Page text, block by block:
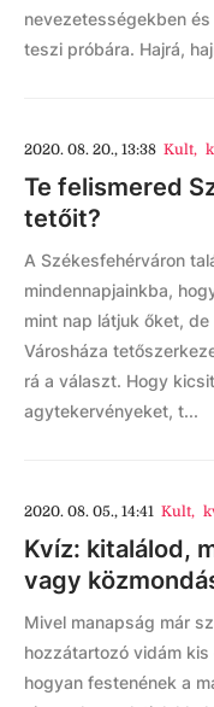
nevezetességekben
teszi próbára. Hajrá,
2020. 08. 20., 13:38 Kult,
Te felismered
tetőit?
A Székesfehérváron
mindennapjainkba,
mint nap látjuk őket,
Városháza
rá a választ. Hogy
agytekervényeket, t...
2020. 08. 05., 14:41 Kult,
Kvíz: kitalálod,
vagy
Mivel manapság már
hozzátartozó vidám
hogyan festenének a